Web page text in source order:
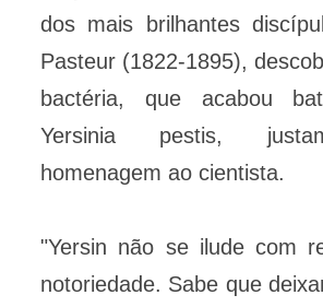
dos mais brilhantes
Pasteur (1822-1895),
bactéria, que acabou
Yersinia pestis,
homenagem ao cientista.
"Yersin não se ilude com
notoriedade. Sabe que